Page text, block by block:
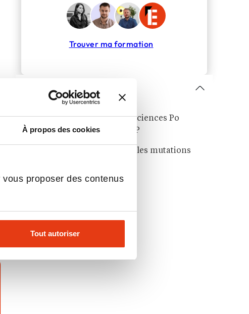
À propos des cookies
proposer des contenus
Tout autoriser
Trouver ma formation
Sommaire
Bachelor PEM : deux ans à Sciences Po
Reims, puis deux ans à ESCP
Un programme pensé pour les mutations